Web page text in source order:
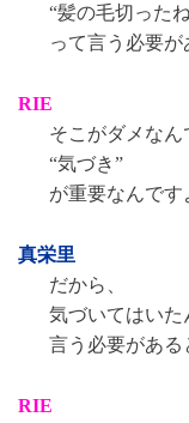
“髪の毛切った
って言う必要が
RIE
そこがダメなん
“気づき”
が重要なんです
真栄里
だから、
気づいてはいた
言う必要がある
RIE